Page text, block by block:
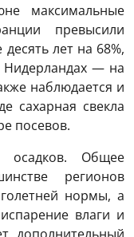
максимальные
превысили
лет на 68%,
— на
наблюдается и
сахарная свекла
посевов.
осадков. Общее
регионов
нормы, а
влаги и